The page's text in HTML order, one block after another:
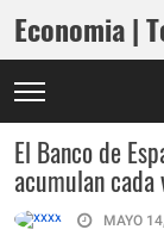
Economia |
El Banco de
acumulan
MAYO